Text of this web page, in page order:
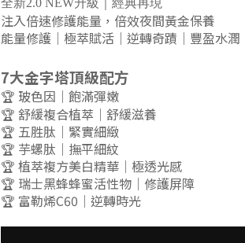
注入倍速修護能量，倍效夜間黃金保養
能量修護｜極萃賦活｜逆轉奇蹟｜豐盈水潤
7大金字塔頂級配方
🏆 玻色因｜飽滿彈嫩
🏆 舒緩複合植萃｜舒緩滋養
🏆 五胜肽｜緊實細緻
🏆 芋螺肽｜撫平細紋
🏆 植萃複方美白精華｜極透光感
🏆 瑞士黑蜂蜂蜜活性物｜修護屏障
🏆 富勒烯C60｜逆轉時光